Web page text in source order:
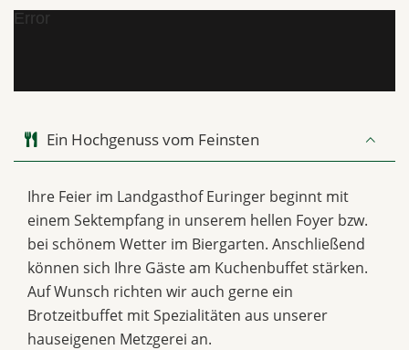
Error
Ein Hochgenuss vom Feinsten
Ihre Feier im Landgasthof Euringer beginnt mit
einem Sektempfang in unserem hellen Foyer bzw.
bei schönem Wetter im Biergarten. Anschließend
können sich Ihre Gäste am Kuchenbuffet stärken.
Auf Wunsch richten wir auch gerne ein
Brotzeitbuffet mit Spezialitäten aus unserer
hauseigenen Metzgerei an.